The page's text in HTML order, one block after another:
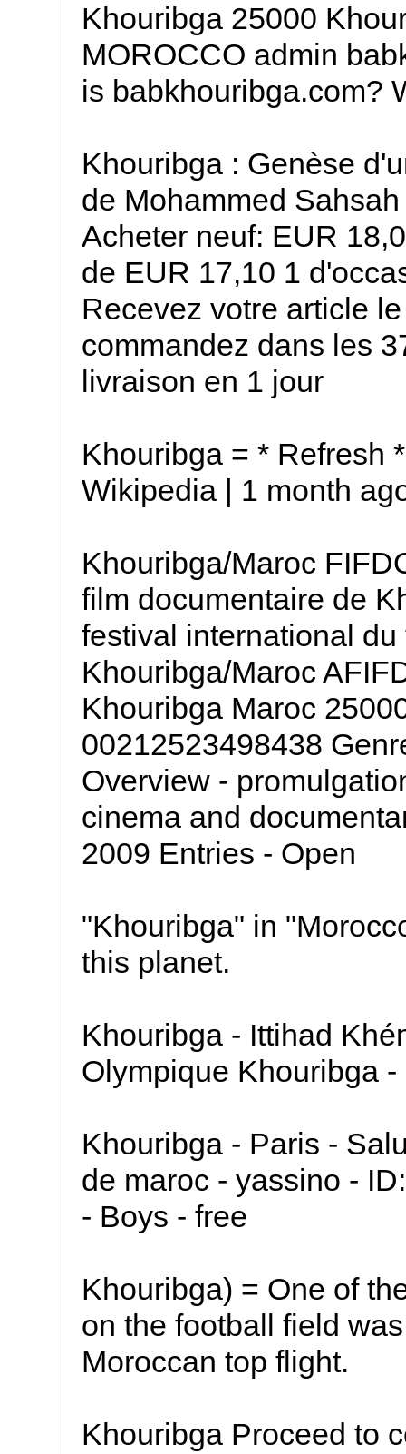
Khouribga 25000
MOROCCO admin
is babkhouribga.com?
Khouribga : Genèse
de Mohammed
Acheter neuf: EUR
de EUR 17,10 1
Recevez votre article
commandez dans les
livraison en 1 jour
Khouribga = * Refresh
Wikipedia | 1 month
Khouribga/Maroc
film documentaire de
festival international
Khouribga/Maroc
Khouribga Maroc
00212523498438
Overview -
cinema and
2009 Entries - Open
"Khouribga" in
this planet.
Khouribga - Ittihad
Olympique Khouribga
Khouribga - Paris -
de maroc - yassino -
- Boys - free
Khouribga) = One of
on the football field
Moroccan top flight.
Khouribga Proceed to